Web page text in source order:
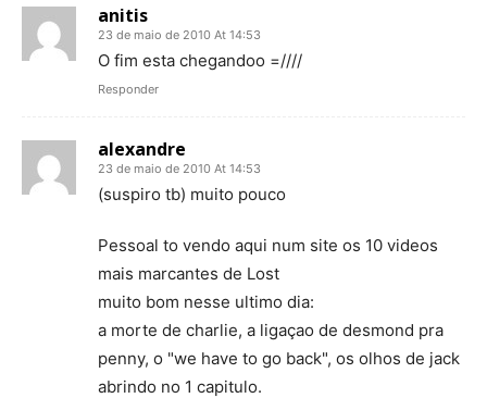
anitis
23 de maio de 2010 At 14:53
O fim esta chegandoo =////
Responder
alexandre
23 de maio de 2010 At 14:53
(suspiro tb) muito pouco
Pessoal to vendo aqui num site os 10 videos
mais marcantes de Lost
muito bom nesse ultimo dia:
a morte de charlie, a ligaçao de desmond pra
penny, o "we have to go back", os olhos de jack
abrindo no 1 capitulo.